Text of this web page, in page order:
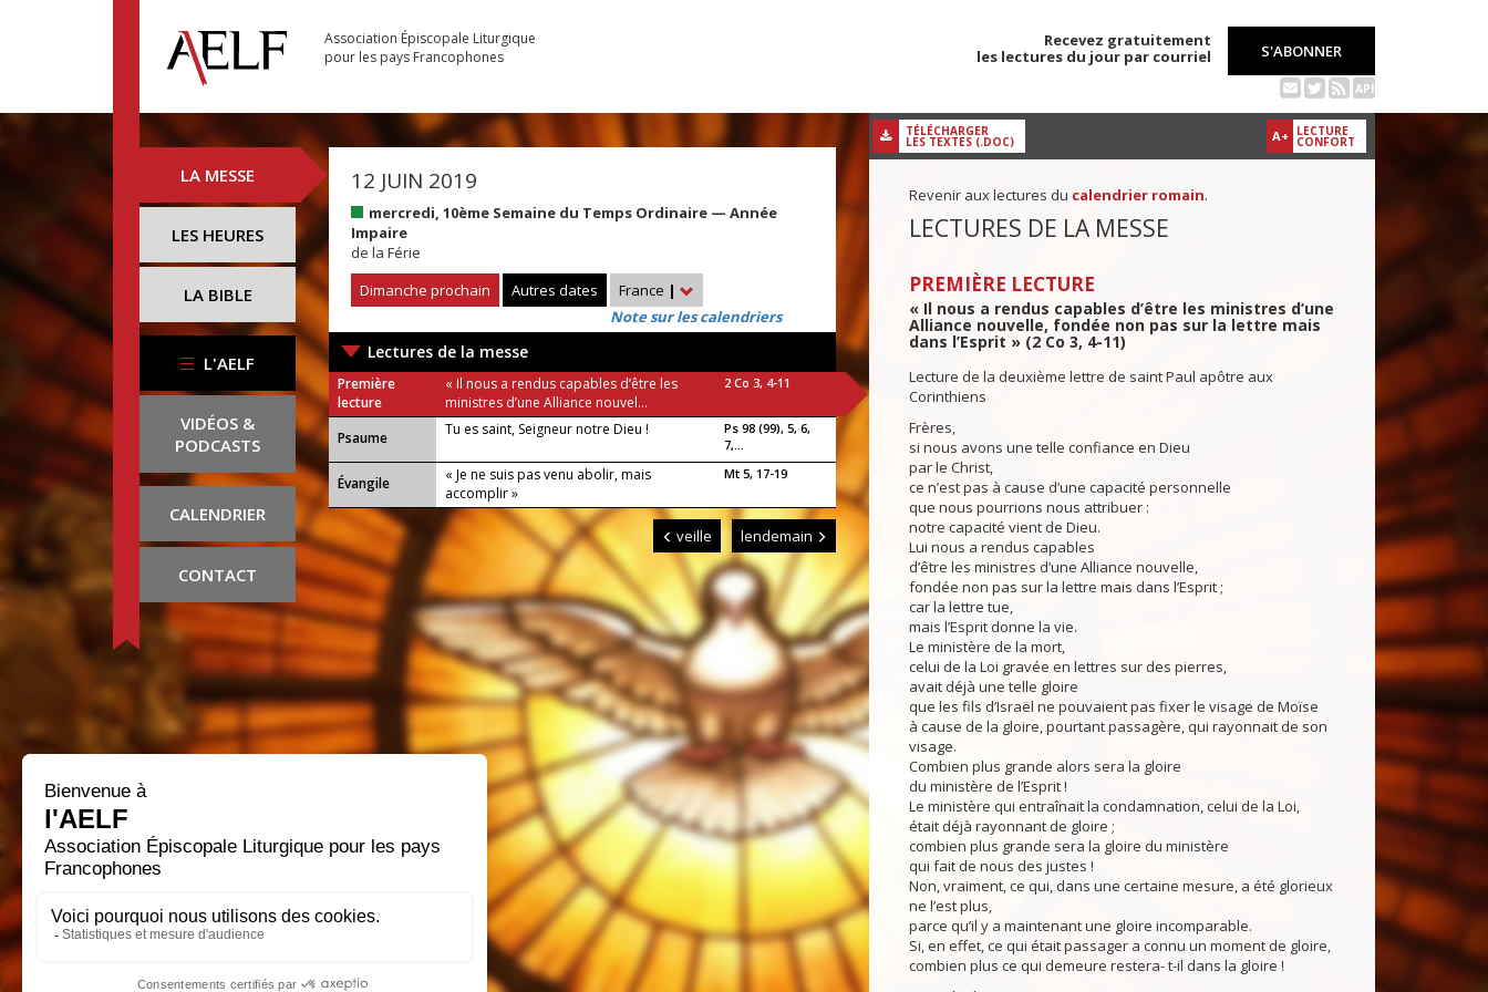
Association Épiscopale Liturgique
pour les pays Francophones
Recevez gratuitement
les lectures du jour par courriel
S'ABONNER
API
LA MESSE
LES HEURES
LA BIBLE
L'AELF
VIDÉOS &
PODCASTS
CALENDRIER
CONTACT
12 JUIN 2019
mercredi, 10ème Semaine du Temps Ordinaire — Année
Impaire
de la Férie
Dimanche prochain
Autres dates France |
Note sur les calendriers
Lectures de la messe
Première
lecture
« Il nous a rendus capables d’être les
ministres d’une Alliance nouvel...
2 Co 3, 4-11
Psaume Tu es saint, Seigneur notre Dieu !
Ps 98 (99), 5, 6,
7,...
Évangile
« Je ne suis pas venu abolir, mais
accomplir »
Mt 5, 17-19
veille lendemain
A+ LECTURE
CONFORT
TÉLÉCHARGER
LES TEXTES (.DOC)
Revenir aux lectures du calendrier romain.
LECTURES DE LA MESSE
PREMIÈRE LECTURE
« Il nous a rendus capables d’être les ministres d’une
Alliance nouvelle, fondée non pas sur la lettre mais
dans l’Esprit » (2 Co 3, 4-11)
Lecture de la deuxième lettre de saint Paul apôtre aux
Corinthiens
Frères,
si nous avons une telle confiance en Dieu
par le Christ,
ce n’est pas à cause d’une capacité personnelle
que nous pourrions nous attribuer :
notre capacité vient de Dieu.
Lui nous a rendus capables
d’être les ministres d’une Alliance nouvelle,
fondée non pas sur la lettre mais dans l’Esprit ;
car la lettre tue,
mais l’Esprit donne la vie.
Le ministère de la mort,
celui de la Loi gravée en lettres sur des pierres,
avait déjà une telle gloire
que les fils d’Israël ne pouvaient pas fixer le visage de Moïse
à cause de la gloire, pourtant passagère, qui rayonnait de son
visage.
Combien plus grande alors sera la gloire
du ministère de l’Esprit !
Le ministère qui entraînait la condamnation, celui de la Loi,
était déjà rayonnant de gloire ;
combien plus grande sera la gloire du ministère
qui fait de nous des justes !
Non, vraiment, ce qui, dans une certaine mesure, a été glorieux
ne l’est plus,
parce qu’il y a maintenant une gloire incomparable.
Si, en effet, ce qui était passager a connu un moment de gloire,
combien plus ce qui demeure restera- t-il dans la gloire !